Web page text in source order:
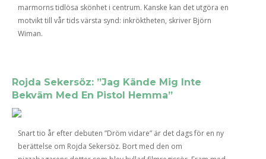
marmorns tidlösa skönhet i centrum. Kanske kan det utgöra en
motvikt till vår tids värsta synd: inkröktheten, skriver Björn
Wiman.
Rojda Sekersöz: ”Jag Kände Mig Inte
Bekväm Med En Pistol Hemma”
Snart tio år efter debuten ”Dröm vidare” är det dags för en ny
berättelse om Rojda Sekersöz. Bort med den om